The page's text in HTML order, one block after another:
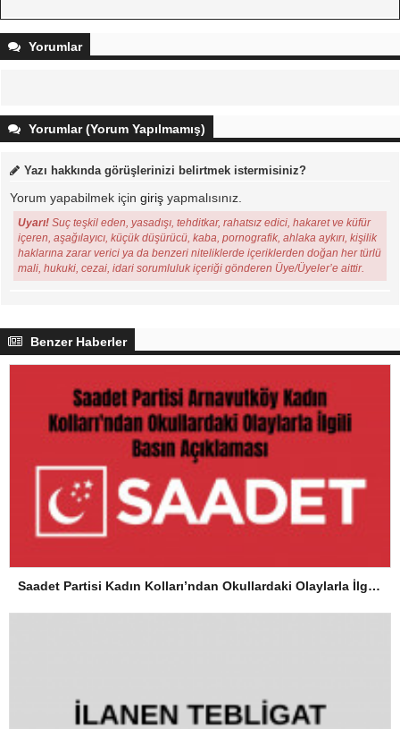
Yorumlar
Yorumlar (Yorum Yapılmamış)
Yazı hakkında görüşlerinizi belirtmek istermisiniz?
Yorum yapabilmek için giriş yapmalısınız.
Uyarı! Suç teşkil eden, yasadışı, tehditkar, rahatsız edici, hakaret ve küfür
içeren, aşağılayıcı, küçük düşürücü, kaba, pornografik, ahlaka aykırı, kişilik
haklarına zarar verici ya da benzeri niteliklerde içeriklerden doğan her türlü
mali, hukuki, cezai, idari sorumluluk içeriği gönderen Üye/Üyeler’e aittir.
Benzer Haberler
Saadet Partisi Kadın Kolları’ndan Okullardaki Olaylarla İlgili Basın Açıklaması